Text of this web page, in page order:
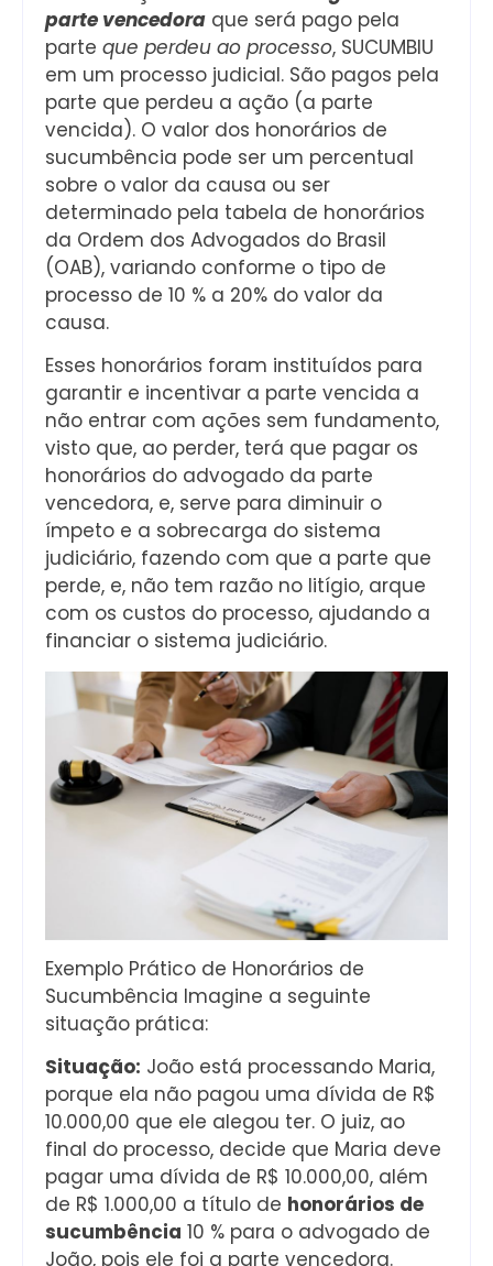
parte vencedora que será pago pela
parte que perdeu ao processo, SUCUMBIU
em um processo judicial. São pagos pela
parte que perdeu a ação (a parte
vencida). O valor dos honorários de
sucumbência pode ser um percentual
sobre o valor da causa ou ser
determinado pela tabela de honorários
da Ordem dos Advogados do Brasil
(OAB), variando conforme o tipo de
processo de 10 % a 20% do valor da
causa.
Esses honorários foram instituídos para
garantir e incentivar a parte vencida a
não entrar com ações sem fundamento,
visto que, ao perder, terá que pagar os
honorários do advogado da parte
vencedora, e, serve para diminuir o
ímpeto e a sobrecarga do sistema
judiciário, fazendo com que a parte que
perde, e, não tem razão no litígio, arque
com os custos do processo, ajudando a
financiar o sistema judiciário.
Exemplo Prático de Honorários de
Sucumbência Imagine a seguinte
situação prática:
Situação: João está processando Maria,
porque ela não pagou uma dívida de R$
10.000,00 que ele alegou ter. O juiz, ao
final do processo, decide que Maria deve
pagar uma dívida de R$ 10.000,00, além
de R$ 1.000,00 a título de honorários de
sucumbência 10 % para o advogado de
João, pois ele foi a parte vencedora.